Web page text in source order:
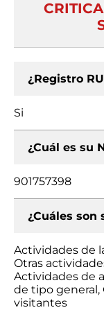
¿Registro
Si
¿Cuál es su
901757398
¿Cuáles son
Actividades de
Otras
Actividades de
de tipo general,
visitantes